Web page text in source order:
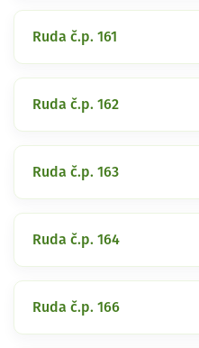
Ruda č.p. 161
Ruda č.p. 162
Ruda č.p. 163
Ruda č.p. 164
Ruda č.p. 166